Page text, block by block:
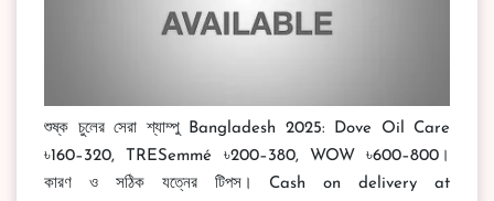
শুষ্ক চুলের সেরা শ্যাম্পু Bangladesh 2025: Dove Oil Care
৳160–320, TRESemmé ৳200–380, WOW ৳600–800।
কারণ ও সঠিক যত্নের টিপস। Cash on delivery at